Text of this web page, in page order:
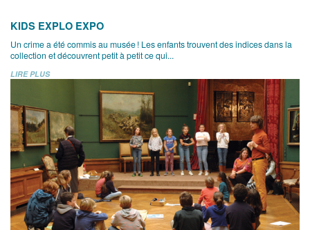
KIDS EXPLO EXPO
Un crime a été commis au musée ! Les enfants trouvent des indices dans la
collection et découvrent petit à petit ce qui...
LIRE PLUS